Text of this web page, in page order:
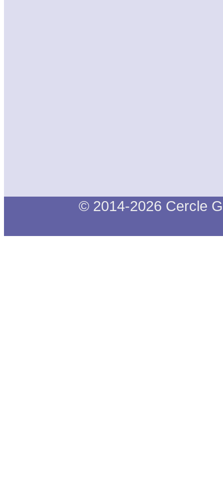
© 2014-2026 Cercle